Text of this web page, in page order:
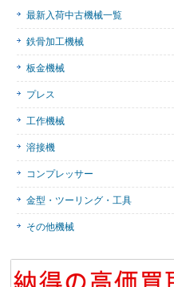
最新入荷中古機械一覧
鉄骨加工機械
板金機械
プレス
工作機械
溶接機
コンプレッサー
金型・ツーリング・工具
その他機械